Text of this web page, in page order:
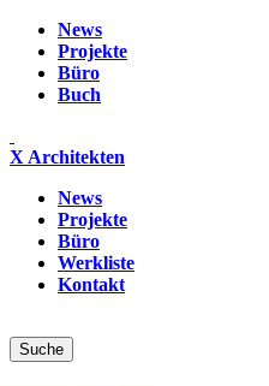
News
Projekte
Büro
Buch
X Architekten
News
Projekte
Büro
Werkliste
Kontakt